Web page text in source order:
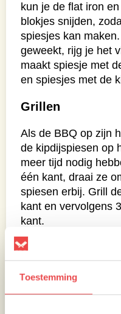
Toestemming
kun je de flat iron
blokjes snijden,
spiesjes kan
geweekt, rijg je het
maakt spiesje met
en spiesjes met de
Grillen
Als de BBQ op zijn
de kipdijspiesen op
meer tijd nodig
één kant, draai ze
spiesen erbij. Grill
kant en vervolgens
kant.